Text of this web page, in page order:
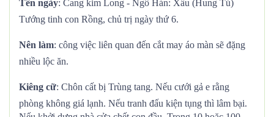
Tên ngày: Cang kim Long - Ngô Hán: Xấu (Hung Tú)
Tướng tinh con Rồng, chủ trị ngày thứ 6.
Nên làm: công việc liên quan đến cắt may áo màn sẽ đặng
nhiều lộc ăn.
Kiêng cữ: Chôn cất bị Trùng tang. Nếu cưới gả e rằng
phòng không giá lạnh. Nếu tranh đấu kiện tụng thì lâm bại.